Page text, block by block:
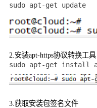
长效代理
sudo apt-get update
2. 安装apt-https协议转换工具
sudo apt-get install
3. 获取安装包签名文件